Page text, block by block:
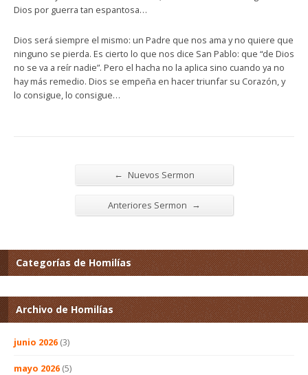
Dios por guerra tan espantosa…
Dios será siempre el mismo: un Padre que nos ama y no quiere que
ninguno se pierda. Es cierto lo que nos dice San Pablo: que “de Dios
no se va a reír nadie”. Pero el hacha no la aplica sino cuando ya no
hay más remedio. Dios se empeña en hacer triunfar su Corazón, y
lo consigue, lo consigue…
← Nuevos Sermon
Anteriores Sermon →
Categorías de Homilías
Archivo de Homilías
junio 2026 (3)
mayo 2026 (5)